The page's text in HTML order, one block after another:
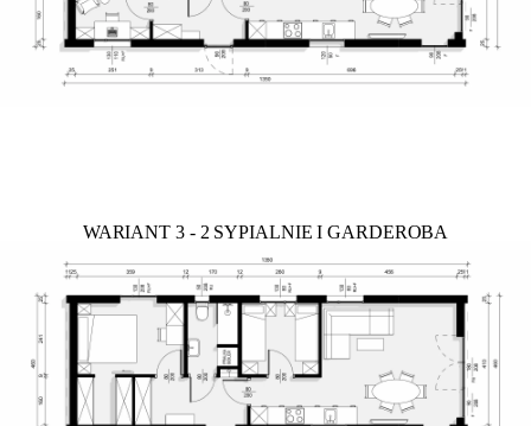
WARIANT 3 - 2 SYPIALNIE I GARDEROBA